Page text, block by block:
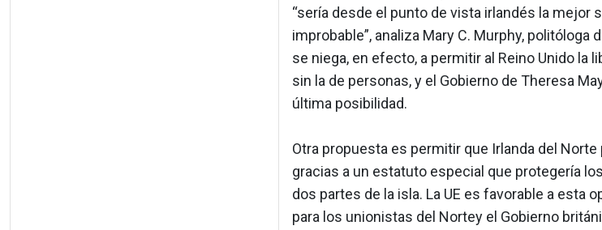
“sería desde el punto de vista irlandés la mejor
improbable”, analiza Mary C. Murphy, politóloga
se niega, en efecto, a permitir al Reino Unido la
sin la de personas, y el Gobierno de Theresa
última posibilidad.
Otra propuesta es permitir que Irlanda del Norte
gracias a un estatuto especial que protegería
dos partes de la isla. La UE es favorable a esta
para los unionistas del Nortey el Gobierno